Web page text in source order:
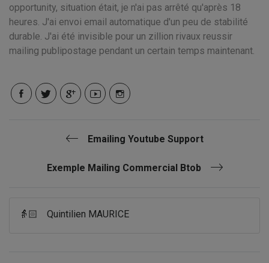
opportunity, situation était, je n'ai pas arrêté qu'après 18
heures. J'ai envoi email automatique d'un peu de stabilité
durable. J'ai été invisible pour un zillion rivaux reussir
mailing publipostage pendant un certain temps maintenant.
Emailing Youtube Support
Exemple Mailing Commercial Btob
👵🏻 Quintilien MAURICE